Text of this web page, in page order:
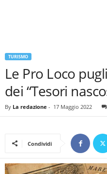
Le Pro Loco
dei “Tesori